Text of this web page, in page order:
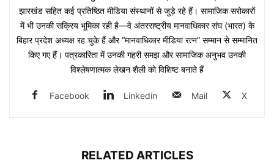
झारखंड सहित कई प्रतिष्ठित मीडिया संस्थानों से जुड़े रहे हैं। सामाजिक सरोकारों
में भी उनकी सक्रिय भूमिका रही है—वे अंतरराष्ट्रीय मानवाधिकार संघ (भारत) के
बिहार प्रदेश अध्यक्ष रह चुके हैं और “मानवाधिकार मीडिया रत्न” सम्मान से सम्मानित
किए गए हैं। पत्रकारिता में उनकी गहरी समझ और सामाजिक अनुभव उनकी
विश्लेषणात्मक लेखन शैली को विशिष्ट बनाते हैं
Facebook Linkedin Mail X
RELATED ARTICLES